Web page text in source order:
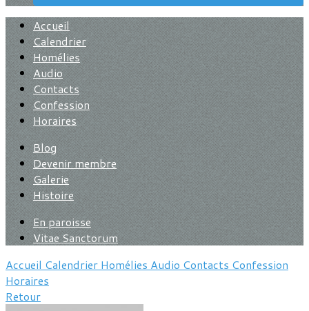
Accueil
Calendrier
Homélies
Audio
Contacts
Confession
Horaires
Blog
Devenir membre
Galerie
Histoire
En paroisse
Vitae Sanctorum
Accueil Calendrier Homélies Audio Contacts Confession
Horaires
Retour